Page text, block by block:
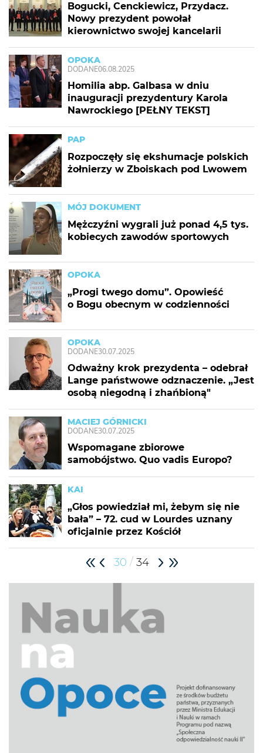
Bogucki, Cenckiewicz, Przydacz.
Nowy prezydent powołał
kierownictwo swojej kancelarii
OPOKA
DODANE06.08.2025
Homilia abp. Galbasa w dniu
inauguracji prezydentury Karola
Nawrockiego [PEŁNY TEKST]
PAP
Rozpoczęły się ekshumacje polskich
żołnierzy w Zboiskach pod Lwowem
MÓJ DOKUMENT
Mężczyźni wygrali już ponad 4,5 tys.
kobiecych zawodów sportowych
OPOKA
„Progi twego domu”. Opowieść
o Bogu obecnym w codzienności
OPOKA
DODANE30.07.2025
Odważny krok prezydenta – odebrał
Lange państwowe odznaczenie. „Jest
osobą niegodną i zhańbioną"
MACIEJ GÓRNICKI
DODANE30.07.2025
Wspomagane zbiorowe
samobójstwo. Quo vadis Europo?
KAI
„Głos powiedział mi, żebym się nie
bała” – 72. cud w Lourdes uznany
oficjalnie przez Kościół
30 / 34